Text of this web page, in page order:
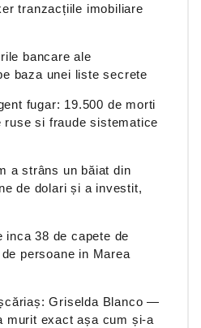
tranzacțiile imobiliare
bancare ale
baza unei liste secrete
fugar: 19.500 de morti
ruse si fraude sistematice
a strâns un băiat din
de dolari și a investit,
inca 38 de capete de
persoane in Marea
Griselda Blanco —
murit exact așa cum și-a